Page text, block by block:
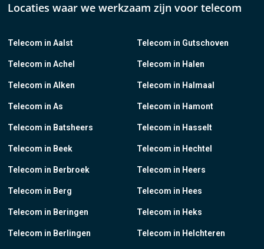
Locaties waar we werkzaam zijn voor telecom
Telecom in Aalst
Telecom in Achel
Telecom in Alken
Telecom in As
Telecom in Batsheers
Telecom in Beek
Telecom in Berbroek
Telecom in Berg
Telecom in Beringen
Telecom in Berlingen
Telecom in Gutschoven
Telecom in Halen
Telecom in Halmaal
Telecom in Hamont
Telecom in Hasselt
Telecom in Hechtel
Telecom in Heers
Telecom in Hees
Telecom in Heks
Telecom in Helchteren